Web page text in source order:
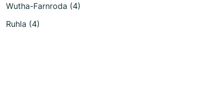
Wutha-Farnroda (4)
Ruhla (4)